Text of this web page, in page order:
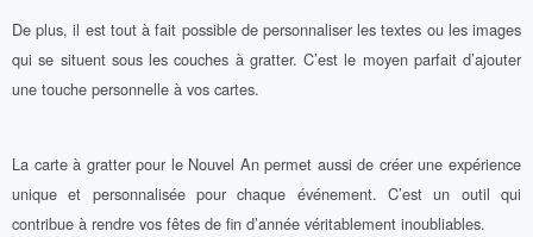
De plus, il est tout à fait possible de personnaliser les textes ou les images
qui se situent sous les couches à gratter. C’est le moyen parfait d’ajouter
une touche personnelle à vos cartes.
La carte à gratter pour le Nouvel An permet aussi de créer une expérience
unique et personnalisée pour chaque événement. C’est un outil qui
contribue à rendre vos fêtes de fin d’année véritablement inoubliables.